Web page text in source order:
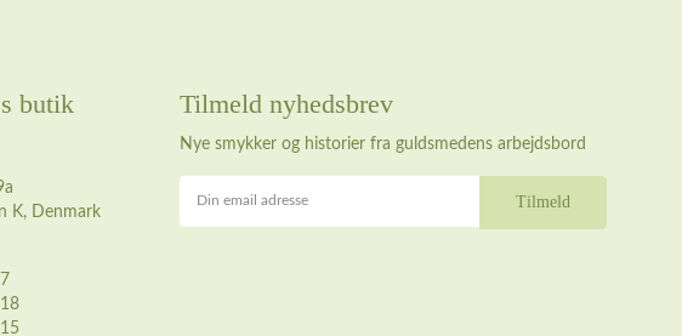
butik
K, Denmark
Tilmeld nyhedsbrev
Nye smykker og historier fra guldsmedens arbejdsbord
Din email adresse